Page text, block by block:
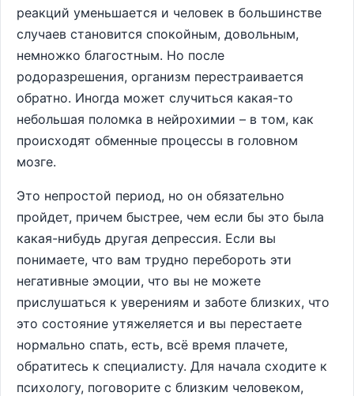
реакций уменьшается и человек в большинстве
случаев становится спокойным, довольным,
немножко благостным. Но после
родоразрешения, организм перестраивается
обратно. Иногда может случиться какая-то
небольшая поломка в нейрохимии – в том, как
происходят обменные процессы в головном
мозге.
Это непростой период, но он обязательно
пройдет, причем быстрее, чем если бы это была
какая-нибудь другая депрессия. Если вы
понимаете, что вам трудно перебороть эти
негативные эмоции, что вы не можете
прислушаться к уверениям и заботе близких, что
это состояние утяжеляется и вы перестаете
нормально спать, есть, всё время плачете,
обратитесь к специалисту. Для начала сходите к
психологу, поговорите с близким человеком,